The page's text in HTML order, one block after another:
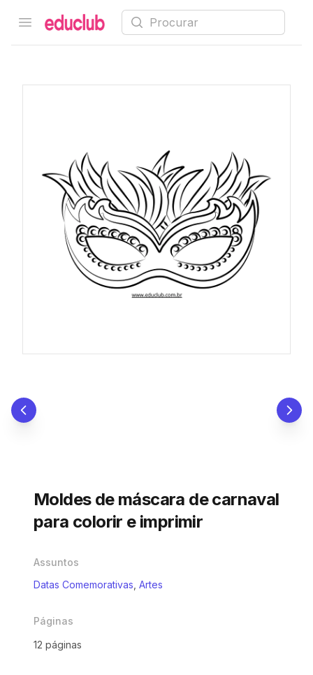
Open menu
Educlub Procurar
Moldes de máscara de carnaval
para colorir e imprimir
Assuntos
Datas Comemorativas Artes
Páginas
12 páginas